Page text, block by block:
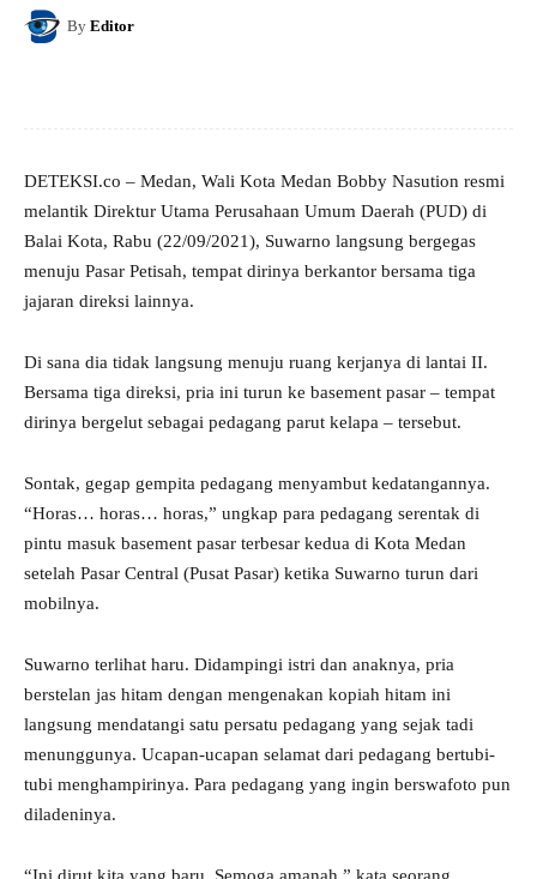
By Editor
DETEKSI.co – Medan, Wali Kota Medan Bobby Nasution resmi
melantik Direktur Utama Perusahaan Umum Daerah (PUD) di
Balai Kota, Rabu (22/09/2021), Suwarno langsung bergegas
menuju Pasar Petisah, tempat dirinya berkantor bersama tiga
jajaran direksi lainnya.
Di sana dia tidak langsung menuju ruang kerjanya di lantai II.
Bersama tiga direksi, pria ini turun ke basement pasar – tempat
dirinya bergelut sebagai pedagang parut kelapa – tersebut.
Sontak, gegap gempita pedagang menyambut kedatangannya.
“Horas… horas… horas,” ungkap para pedagang serentak di
pintu masuk basement pasar terbesar kedua di Kota Medan
setelah Pasar Central (Pusat Pasar) ketika Suwarno turun dari
mobilnya.
Suwarno terlihat haru. Didampingi istri dan anaknya, pria
berstelan jas hitam dengan mengenakan kopiah hitam ini
langsung mendatangi satu persatu pedagang yang sejak tadi
menunggunya. Ucapan-ucapan selamat dari pedagang bertubi-
tubi menghampirinya. Para pedagang yang ingin berswafoto pun
diladeninya.